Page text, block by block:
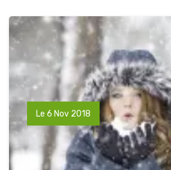
Le 6 Nov 2018